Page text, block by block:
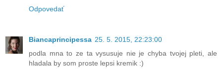
Odpovedať
Biancaprincipessa 25. 5. 2015, 22:23:00
podla mna to ze ta vysusuje nie je chyba tvojej pleti, ale
hladala by som proste lepsi kremik :)